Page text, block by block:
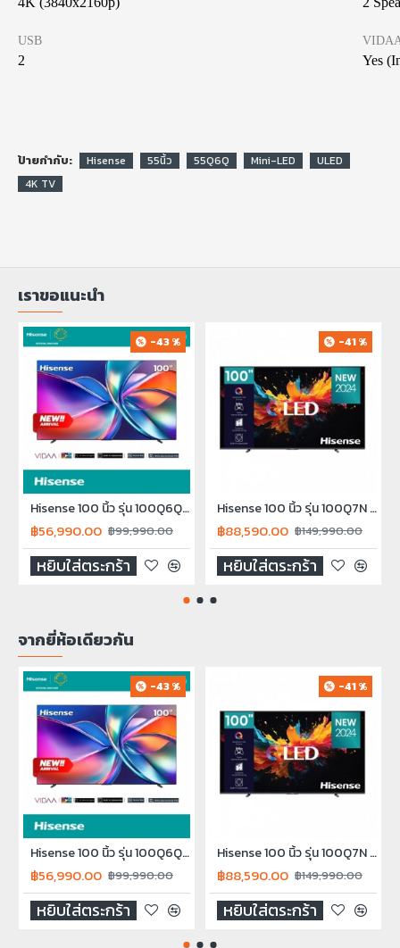
USB
2 Yes
ป้ายกำกับ: Hisense 55นิ้ว 55Q6Q Mini-LED
ULED
4K TV
เราขอแนะนำ
-43 %
Hisense 100 นิ้ว รุ่น 100Q6Q QLED 4K VIDAA Quantum Dot TV Smart TV Q6Q 2025
฿56,990.00 ฿99,990.00
หยิบใส่ตระกร้า
-41 %
Hisense 100 นิ้ว รุ่น 100Q7N QLED 4K Smart TV 100Q7N NEW2024
฿88,590.00 ฿149,990.00
หยิบใส่ตระกร้า
จากยี่ห้อเดียวกัน
-43 %
Hisense 100 นิ้ว รุ่น 100Q6Q QLED 4K VIDAA Quantum Dot TV Smart TV Q6Q 2025
฿56,990.00 ฿99,990.00
หยิบใส่ตระกร้า
-41 %
Hisense 100 นิ้ว รุ่น 100Q7N QLED 4K Smart TV 100Q7N NEW2024
฿88,590.00 ฿149,990.00
หยิบใส่ตระกร้า